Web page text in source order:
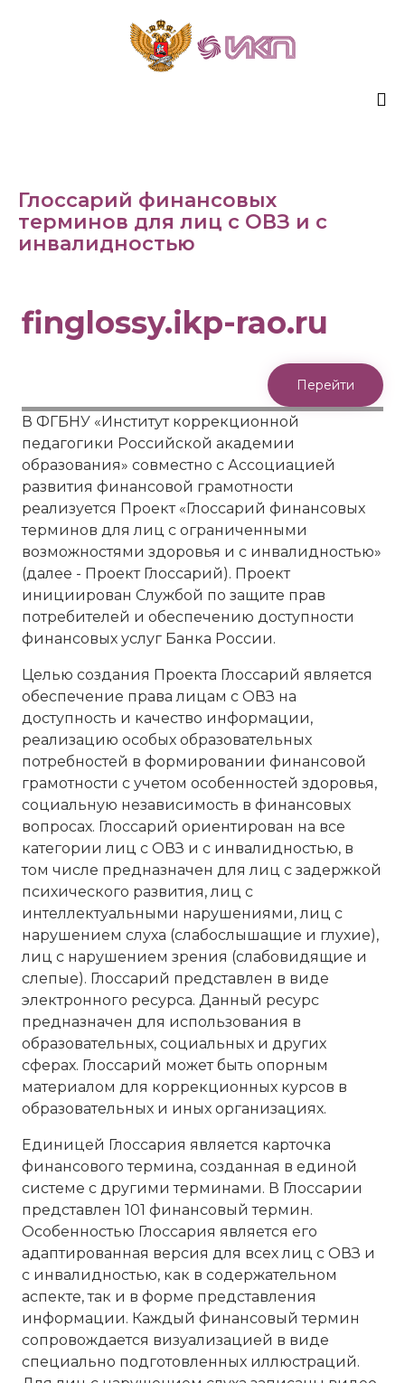
Глоссарий финансовых
терминов для лиц с ОВЗ и с
инвалидностью
finglossy.ikp-rao.ru
Перейти
В ФГБНУ «Институт коррекционной
педагогики Российской академии
образования» совместно с Ассоциацией
развития финансовой грамотности
реализуется Проект «Глоссарий финансовых
терминов для лиц с ограниченными
возможностями здоровья и с инвалидностью»
(далее - Проект Глоссарий). Проект
инициирован Службой по защите прав
потребителей и обеспечению доступности
финансовых услуг Банка России.
Целью создания Проекта Глоссарий является
обеспечение права лицам с ОВЗ на
доступность и качество информации,
реализацию особых образовательных
потребностей в формировании финансовой
грамотности с учетом особенностей здоровья,
социальную независимость в финансовых
вопросах. Глоссарий ориентирован на все
категории лиц с ОВЗ и с инвалидностью, в
том числе предназначен для лиц с задержкой
психического развития, лиц с
интеллектуальными нарушениями, лиц с
нарушением слуха (слабослышащие и глухие),
лиц с нарушением зрения (слабовидящие и
слепые). Глоссарий представлен в виде
электронного ресурса. Данный ресурс
предназначен для использования в
образовательных, социальных и других
сферах. Глоссарий может быть опорным
материалом для коррекционных курсов в
образовательных и иных организациях.
Единицей Глоссария является карточка
финансового термина, созданная в единой
системе с другими терминами. В Глоссарии
представлен 101 финансовый термин.
Особенностью Глоссария является его
адаптированная версия для всех лиц с ОВЗ и
с инвалидностью, как в содержательном
аспекте, так и в форме представления
информации. Каждый финансовый термин
сопровождается визуализацией в виде
специально подготовленных иллюстраций.